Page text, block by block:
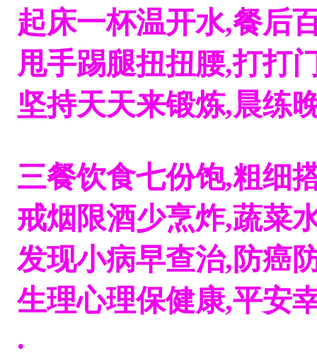
起床一杯温开水,餐后
甩手踢腿扭扭腰,打打
坚持天天来锻炼,晨练
三餐饮食七份饱,粗细
戒烟限酒少烹炸,蔬菜
发现小病早查治,防癌
生理心理保健康,平安
.